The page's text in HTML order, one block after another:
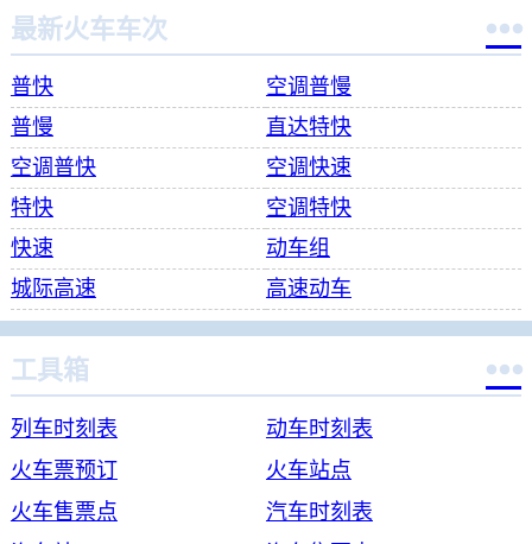
最新火车车次 
普快
空调普慢
普慢
直达特快
空调普快
空调快速
特快
空调特快
快速
动车组
城际高速
高速动车
工具箱 
列车时刻表
动车时刻表
火车票预订
火车站点
火车售票点
汽车时刻表